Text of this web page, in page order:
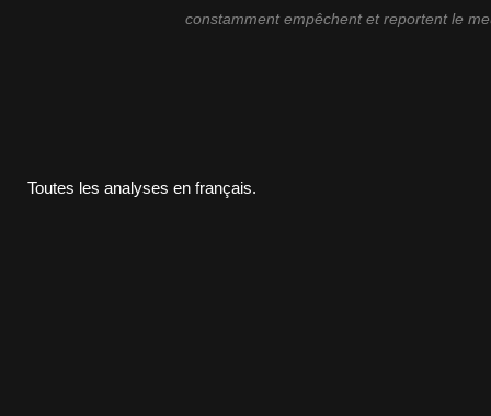
constamment empêchent et reportent le
Toutes les analyses en français.